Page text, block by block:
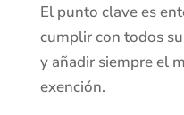
El punto clave es
cumplir con todos
y añadir siempre el
exención.